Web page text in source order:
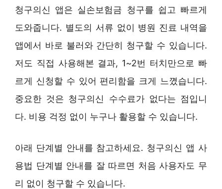
청구의신 앱은 실손보험금 청구를 쉽고 빠르게
도와줍니다. 별도의 서류 없이 병원 진료 내역을
앱에서 바로 불러와 간단히 청구할 수 있습니다.
저도 직접 사용해본 결과, 1~2번 터치만으로 빠
르게 신청할 수 있어 편리함을 크게 느꼈습니다.
중요한 것은 청구의신 수수료가 없다는 점입니
다. 비용 걱정 없이 누구나 활용할 수 있습니다.
아래 단계별 안내를 참고하세요. 청구의신 앱 사
용법 단계별 안내를 잘 따르면 처음 사용자도 무
리 없이 청구할 수 있습니다.